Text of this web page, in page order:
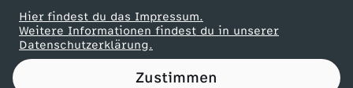
Hier findest du das Impressum.
Weitere Informationen findest du in unserer
Datenschutzerklärung.
Zustimmen
A
T
Partner